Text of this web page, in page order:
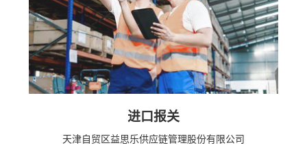
进口报关
天津自贸区益思乐供应链管理股份有限公司